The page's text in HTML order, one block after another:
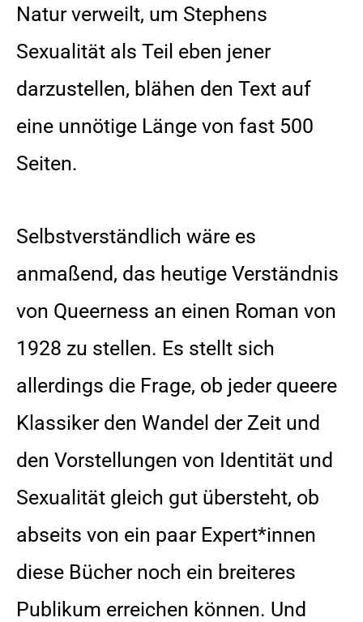
Natur verweilt, um Stephens
Sexualität als Teil eben jener
darzustellen, blähen den Text auf
eine unnötige Länge von fast 500
Seiten.
Selbstverständlich wäre es
anmaßend, das heutige Verständnis
von Queerness an einen Roman von
1928 zu stellen. Es stellt sich
allerdings die Frage, ob jeder queere
Klassiker den Wandel der Zeit und
den Vorstellungen von Identität und
Sexualität gleich gut übersteht, ob
abseits von ein paar Expert*innen
diese Bücher noch ein breiteres
Publikum erreichen können. Und